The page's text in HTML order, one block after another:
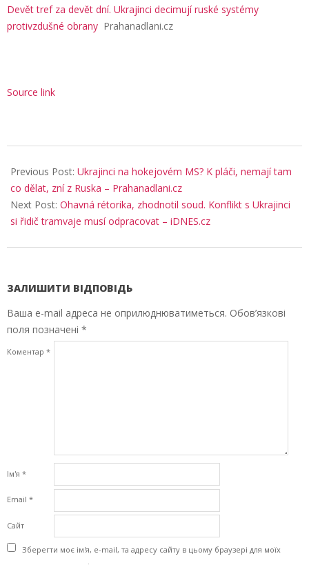
Devět tref za devět dní. Ukrajinci decimují ruské systémy
protivzdušné obrany Prahanadlani.cz
Source link
05-
11
Previous Post: Ukrajinci na hokejovém MS? K pláči, nemají tam
co dělat, zní z Ruska – Prahanadlani.cz
Next Post: Ohavná rétorika, zhodnotil soud. Konflikt s Ukrajinci
si řidič tramvaje musí odpracovat – iDNES.cz
ЗАЛИШИТИ ВІДПОВІДЬ
Ваша e-mail адреса не оприлюднюватиметься. Обов’язкові
поля позначені *
Коментар *
Ім'я *
Email *
Сайт
Зберегти моє ім'я, e-mail, та адресу сайту в цьому браузері для моїх